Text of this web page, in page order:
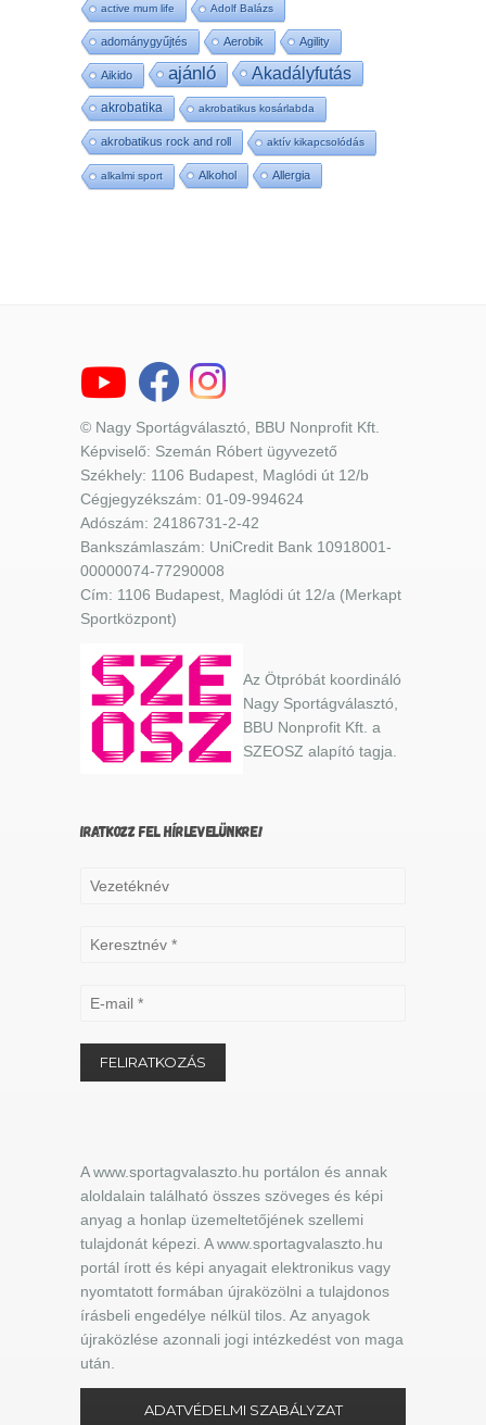
active mum life Adolf Balázs
adománygyűjtés Aerobik Agility
Aikido ajánló Akadályfutás
akrobatika akrobatikus kosárlabda
akrobatikus rock and roll aktív kikapcsolódás
alkalmi sport Alkohol Allergia
© Nagy Sportágválasztó, BBU Nonprofit Kft.
Képviselő: Szemán Róbert ügyvezető
Székhely: 1106 Budapest, Maglódi út 12/b
Cégjegyzékszám: 01-09-994624
Adószám: 24186731-2-42
Bankszámlaszám: UniCredit Bank 10918001-
00000074-77290008
Cím: 1106 Budapest, Maglódi út 12/a (Merkapt
Sportközpont)
Az Ötpróbát koordináló
Nagy Sportágválasztó,
BBU Nonprofit Kft. a
SZEOSZ alapító tagja.
IRATKOZZ FEL HÍRLEVELÜNKRE!
A www.sportagvalaszto.hu portálon és annak
aloldalain található összes szöveges és képi
anyag a honlap üzemeltetőjének szellemi
tulajdonát képezi. A www.sportagvalaszto.hu
portál írott és képi anyagait elektronikus vagy
nyomtatott formában újraközölni a tulajdonos
írásbeli engedélye nélkül tilos. Az anyagok
újraközlése azonnali jogi intézkedést von maga
után.
ADATVÉDELMI SZABÁLYZAT